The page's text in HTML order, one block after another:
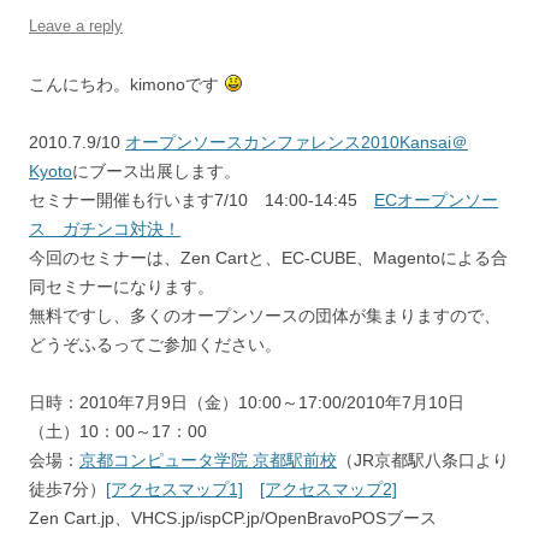
Leave a reply
こんにちわ。kimonoです
2010.7.9/10 オープンソースカンファレンス2010Kansai＠
Kyotoにブース出展します。
セミナー開催も行います7/10 14:00-14:45 ECオープンソー
ス ガチンコ対決！
今回のセミナーは、Zen Cartと、EC-CUBE、Magentoによる合
同セミナーになります。
無料ですし、多くのオープンソースの団体が集まりますので、
どうぞふるってご参加ください。
日時：2010年7月9日（金）10:00～17:00/2010年7月10日
（土）10：00～17：00
会場： 京都コンピュータ学院 京都駅前校 （JR京都駅八条口より
徒歩7分） [アクセスマップ1]
[アクセスマップ2]
Zen Cart.jp、VHCS.jp/ispCP.jp/OpenBravoPOSブース